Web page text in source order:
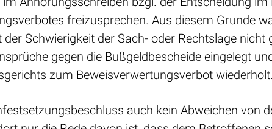
freizusprechen. Aus diesem Grunde
Schwierigkeit der Sach- oder Rechtslage
gegen die Bußgeldbescheide eingelegt
zum Beweisverwertungsverbot
auch kein Abweichen von